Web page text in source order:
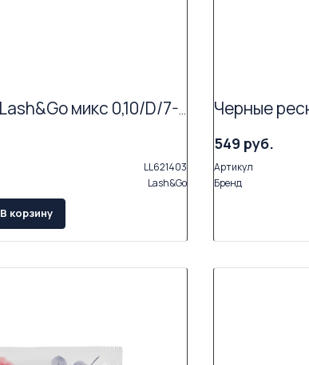
Черные ресницы Lash&Go микс 0,10/D/7-14 mm (16 линий)
LL621403
Lash&Go
В корзину
549 руб.
Артикул
Бренд